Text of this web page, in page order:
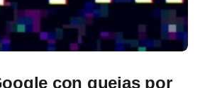
con quejas por